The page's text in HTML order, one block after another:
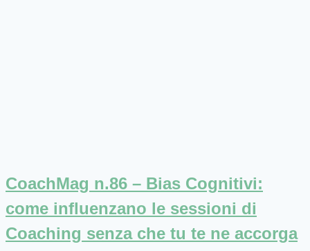
CoachMag n.86 – Bias Cognitivi:
come influenzano le sessioni di
Coaching senza che tu te ne accorga